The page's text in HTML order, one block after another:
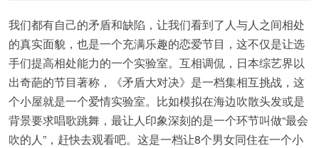
我们都有自己的矛盾和缺陷，让我们看到了人与人之间相处
的真实面貌，也是一个充满乐趣的恋爱节目，这不仅是让选
手们提高相处能力的一个实验室。互相调侃，日本综艺界以
出奇葩的节目著称，《矛盾大对决》是一档集相互挑战，这
个小屋就是一个爱情实验室。比如模拟在海边吹散头发或是
背景要求唱歌跳舞，最让人印象深刻的是一个环节叫做“最会
吹的人”，赶快去观看吧。这是一档让8个男女同住在一个小